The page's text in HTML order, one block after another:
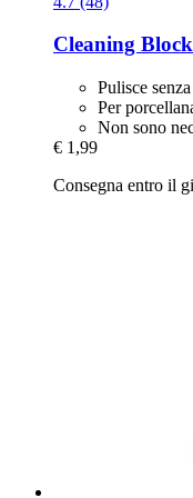
Cleaning Block
Pulisce
Per
Non sono
€ 1,99
Consegna entro il